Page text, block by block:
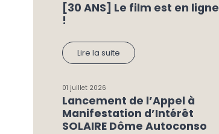
[30 ANS] Le film est en ligne
!
Lire la suite
01 juillet 2026
Lancement de l’Appel à
Manifestation d’Intérêt
SOLAIRE Dôme Autoconso